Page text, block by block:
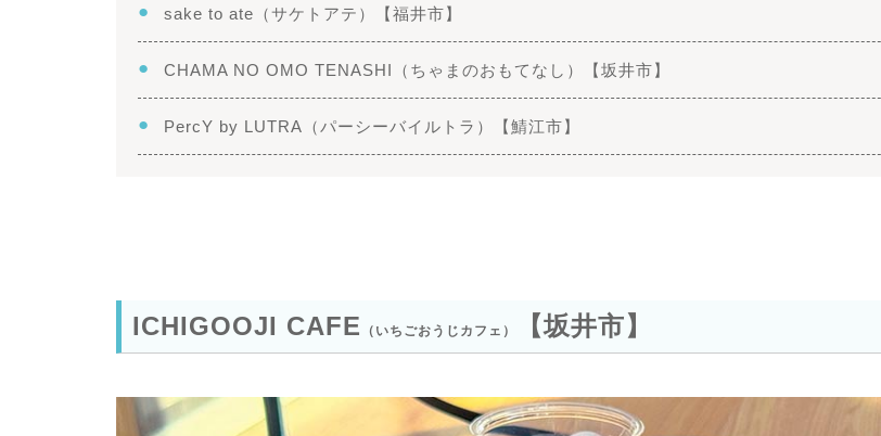
sake to ate（サケトアテ）【福井市】
CHAMA NO OMO TENASHI（ちゃまのおもてなし）【坂井市】
PercY by LUTRA（パーシーバイルトラ）【鯖江市】
ICHIGOOJI CAFE （いちごおうじカフェ） 【坂井市】